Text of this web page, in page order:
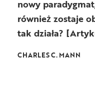
nowy
również zostaje
tak działa?
CHARLES C. MANN